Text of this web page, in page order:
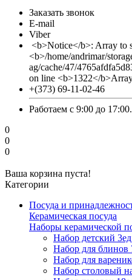
Заказать звонок
E-mail
Viber
<b>Notice</b>: Array to
<b>/home/andrimar/
ag/cache/47/
on line <b>1322</
+(373) 69-11-02-46
Работаем с 9:00 до
0
0
0
Ваша корзина пуста!
Категории
Посуда и
Керамическая посуда
Наборы керамической
Набор детский 3ед
Набор для блинов
Набор для
Набор столовый